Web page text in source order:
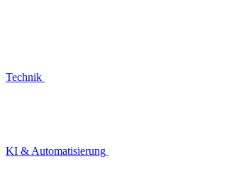
Technik
KI & Automatisierung